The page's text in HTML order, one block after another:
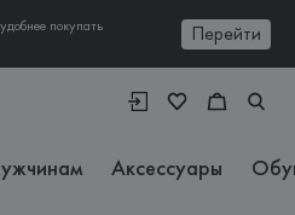
покупать
Перейти
Аксессуары